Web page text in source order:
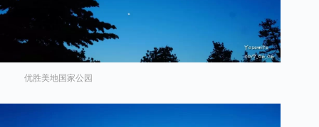
优胜美地国家公园